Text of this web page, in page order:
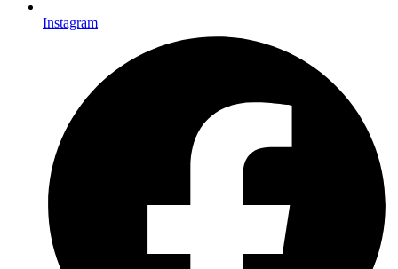
Instagram